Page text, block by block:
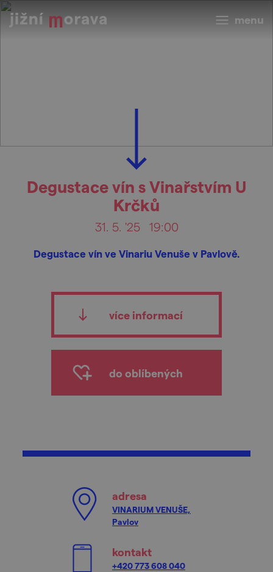
menu
Degustace vín s Vinařstvím U
Krčků
31. 5. '25 19:00
Degustace vín ve Vinariu Venuše v Pavlově.
více informací
do oblíbených
adresa
VINARIUM VENUŠE,
Pavlov
kontakt
+420 773 608 040